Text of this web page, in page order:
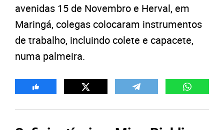
avenidas 15 de Novembro e Herval, em
Maringá, colegas colocaram instrumentos
de trabalho, incluindo colete e capacete,
numa palmeira.